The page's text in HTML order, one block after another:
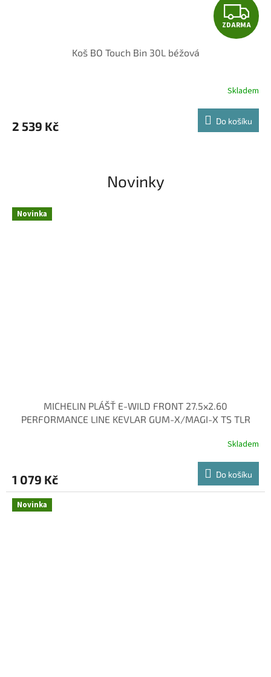
Z
D
R
M
A
ZDARMA
Koš BO Touch Bin 30L béžová
Skladem
2 539 Kč Do košíku
Novinky
Novinka
MICHELIN PLÁŠŤ E-WILD FRONT 27.5x2.60
PERFORMANCE LINE KEVLAR GUM-X/MAGI-X TS TLR
Skladem
1 079 Kč Do košíku
Novinka